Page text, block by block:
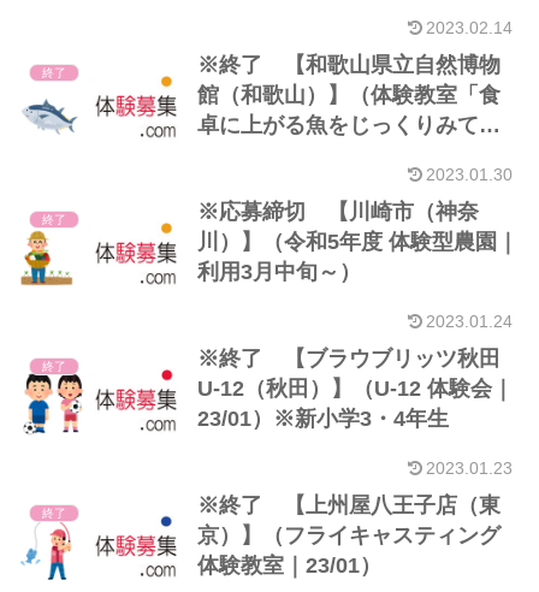
2023.02.14
終了
※終了 【和歌山県立自然博物
館（和歌山）】（体験教室「食
卓に上がる魚をじっくりみてみ
2023.01.30
終了
※応募締切 【川崎市（神奈
川）】（令和5年度 体験型農園｜
利用3月中旬～）
2023.01.24
終了
※終了 【ブラウブリッツ秋田
U-12（秋田）】（U-12 体験会｜
23/01）※新小学3・4年生
2023.01.23
終了
※終了 【上州屋八王子店（東
京）】（フライキャスティング
体験教室｜23/01）